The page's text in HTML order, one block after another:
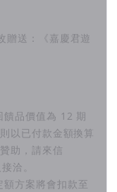
贈送：《嘉慶君遊
品價值為 12 期
以已付款金額換算
助，請來信
洽。
方案將會扣款至